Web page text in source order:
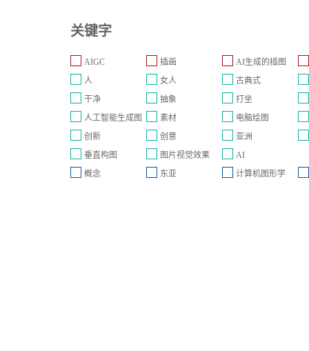
关键字
AIGC 插画
AI生成的插图
人
女人
古典式
干净
抽象
打坐
人工智能生成图
像
素材
电脑绘图
创新
创意
亚洲
垂直构图
图片视觉效果
AI
概念
东亚 计算机图形学